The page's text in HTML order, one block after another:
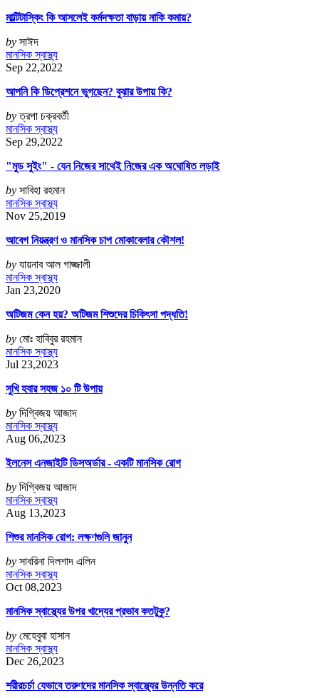
মাল্টিটাস্কিং কি আসলেই কর্মদক্ষতা বাড়ায় নাকি কমায়?
by সাঈদ
মানসিক স্বাস্থ্য
Sep 22,2022
আপনি কি ডিপ্রেশনে ভুগছেন? বুঝার উপায় কি?
byত্রপা চক্রবর্তী
মানসিক স্বাস্থ্য
Sep 29,2022
"মুড সুইং" - যেন নিজের সাথেই নিজের এক অঘোষিত লড়াই
by সাবিহা রহমান
মানসিক স্বাস্থ্য
Nov 25,2019
আবেগ নিয়ন্ত্রণ ও মানসিক চাপ মোকাবেলার কৌশল!
by যায়নাব আল গাজ্জালী
মানসিক স্বাস্থ্য
Jan 23,2020
অটিজম কেন হয়? অটিজম শিশুদের চিকিৎসা পদ্ধতি!
by মোঃ হাবিবুর রহমান
মানসিক স্বাস্থ্য
Jul 23,2023
সুখি হবার সহজ ১০ টি উপায়
by দিগ্বিজয় আজাদ
মানসিক স্বাস্থ্য
Aug 06,2023
ইলনেস এনজাইটি ডিসঅর্ডার - একটি মানসিক রোগ
by দিগ্বিজয় আজাদ
মানসিক স্বাস্থ্য
Aug 13,2023
শিশুর মানসিক রোগ: লক্ষণগুলি জানুন
by সাবরিনা দিলশাদ এলিন
মানসিক স্বাস্থ্য
Oct 08,2023
মানসিক স্বাস্থ্যের উপর খাদ্যের প্রভাব কতটুকু?
by মেহেবুবা হাসান
মানসিক স্বাস্থ্য
Dec 26,2023
শরীরচর্চা যেভাবে তরুণদের মানসিক স্বাস্থ্যের উন্নতি করে